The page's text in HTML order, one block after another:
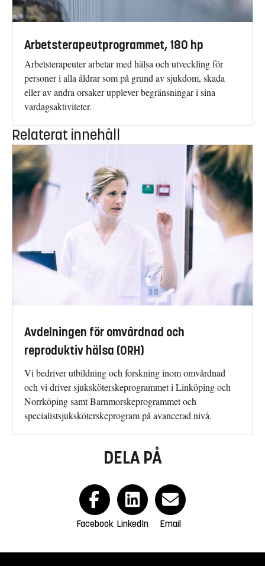
Arbetsterapeutprogrammet, 180 hp
Arbetsterapeuter arbetar med hälsa och utveckling för
personer i alla åldrar som på grund av sjukdom, skada
eller av andra orsaker upplever begränsningar i sina
vardagsaktiviteter.
Relaterat innehåll
Avdelningen för omvårdnad och
reproduktiv hälsa (ORH)
Vi bedriver utbildning och forskning inom omvårdnad
och vi driver sjuksköterskeprogrammet i Linköping och
Norrköping samt Barnmorskeprogrammet och
specialistsjuksköterskeprogram på avancerad nivå.
DELA PÅ
Facebook LinkedIn Email